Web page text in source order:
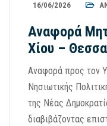
16/06/2026
Αναφορά
Χίου –
Αναφορά προς τον
Νησιωτικής
της Νέας
διαβιβάζοντας